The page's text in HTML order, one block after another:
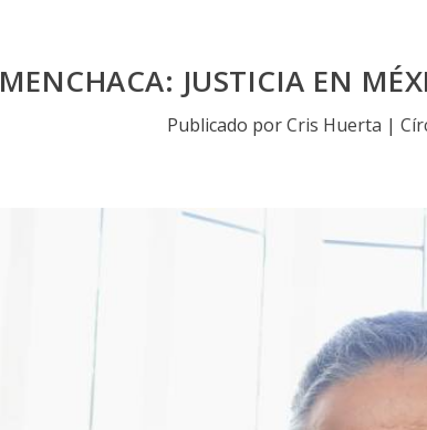
MENCHACA: JUSTICIA EN
Publicado porCris Huerta |